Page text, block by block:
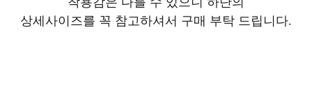
상세사이즈를 꼭 참고하셔서 구매 부탁 드립니다.